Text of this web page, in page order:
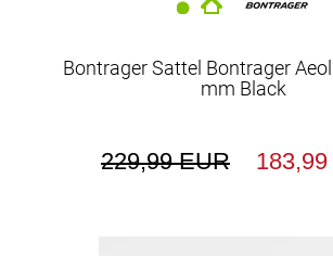
Bontrager Sattel Bontrager
mm Black
229,99 EUR